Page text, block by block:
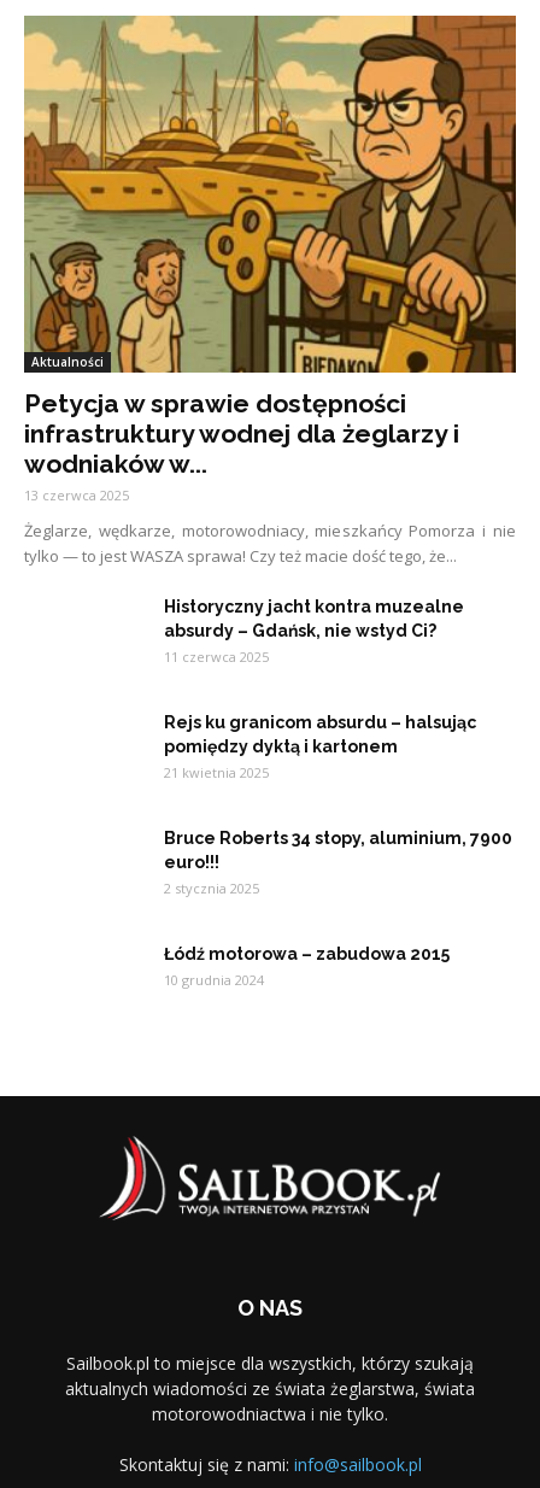
Aktualności
Petycja w sprawie dostępności
infrastruktury wodnej dla żeglarzy i
wodniaków w...
13 czerwca 2025
Żeglarze, wędkarze, motorowodniacy, mieszkańcy Pomorza i nie
tylko — to jest WASZA sprawa! Czy też macie dość tego, że...
Historyczny jacht kontra muzealne
absurdy – Gdańsk, nie wstyd Ci?
11 czerwca 2025
Rejs ku granicom absurdu – halsując
pomiędzy dyktą i kartonem
21 kwietnia 2025
Bruce Roberts 34 stopy, aluminium, 7900
euro!!!
2 stycznia 2025
Łódź motorowa – zabudowa 2015
10 grudnia 2024
O NAS
Sailbook.pl to miejsce dla wszystkich, którzy szukają
aktualnych wiadomości ze świata żeglarstwa, świata
motorowodniactwa i nie tylko.
Skontaktuj się z nami: info@sailbook.pl